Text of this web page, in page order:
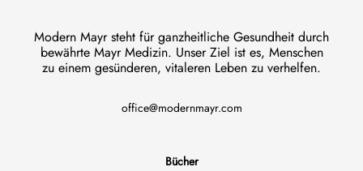
Modern Mayr steht für ganzheitliche Gesundheit durch
bewährte Mayr Medizin. Unser Ziel ist es, Menschen
zu einem gesünderen, vitaleren Leben zu verhelfen.
office@modernmayr.com
Bücher